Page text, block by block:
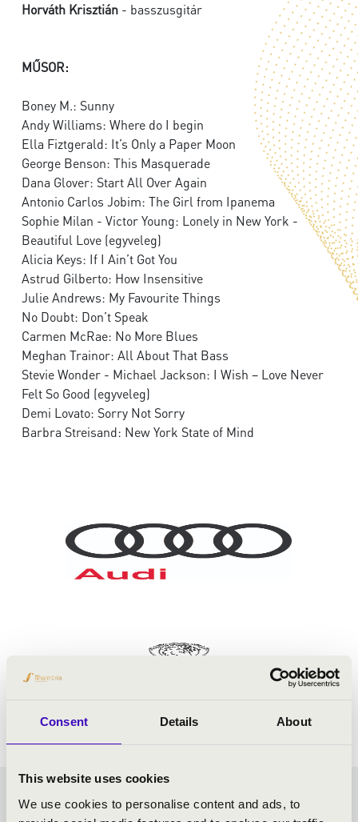
Consent Details About
This website uses cookies
We use cookies to personalise content and ads, to
Horváth Krisztián - basszusgitár
MŰSOR:
Boney M.: Sunny
Andy Williams: Where do I begin
Ella Fiztgerald: It’s Only a Paper Moon
George Benson: This Masquerade
Dana Glover: Start All Over Again
Antonio Carlos Jobim: The Girl from Ipanema
Sophie Milan - Victor Young: Lonely in New York -
Beautiful Love (egyveleg)
Alicia Keys: If I Ain’t Got You
Astrud Gilberto: How Insensitive
Julie Andrews: My Favourite Things
No Doubt: Don’t Speak
Carmen McRae: No More Blues
Meghan Trainor: All About That Bass
Stevie Wonder - Michael Jackson: I Wish – Love Never
Felt So Good (egyveleg)
Demi Lovato: Sorry Not Sorry
Barbra Streisand: New York State of Mind
NYÁRESTI